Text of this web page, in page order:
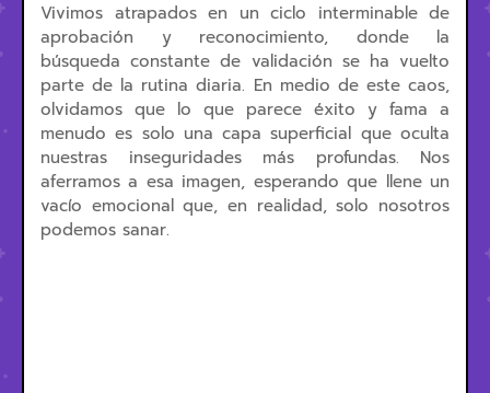
Vivimos atrapados en un ciclo interminable de
aprobación y reconocimiento, donde la
búsqueda constante de validación se ha vuelto
parte de la rutina diaria. En medio de este caos,
olvidamos que lo que parece éxito y fama a
menudo es solo una capa superficial que oculta
nuestras inseguridades más profundas. Nos
aferramos a esa imagen, esperando que llene un
vacío emocional que, en realidad, solo nosotros
podemos sanar.